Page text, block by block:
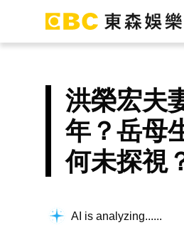
洪榮宏夫
年？岳母
何未探視
AI is analyzing...